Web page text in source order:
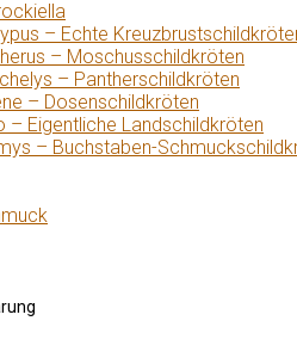
– Echte
– Moschusschildkröten
– Pantherschildkröten
– Dosenschildkröten
– Eigentliche Landschildkröten
– Buchstaben-